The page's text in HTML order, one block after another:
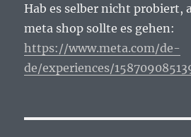
Hab es selber nicht probiert,
meta shop sollte es gehen:
https://www.meta.com/de-
de/experiences/